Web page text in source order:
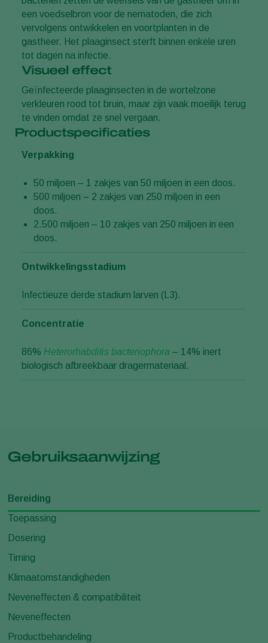
een voedselbron voor de nematoden, die zich
vervolgens ontwikkelen en voortplanten in de
gastheer. Het plaaginsect sterft binnen enkele uren
tot dagen na infectie.
Visueel effect
Geïnfecteerde plaaginsecten in de wortelzone
verkleuren rood tot bruin, maar zijn vaak moeilijk terug
te vinden omdat ze snel vergaan.
Productspecificaties
Verpakking
50 miljoen – 1 zakjes van 50 miljoen in een doos.
500 miljoen – 2 zakjes van 250 miljoen in een
doos.
2.500 miljoen – 10 zakjes van 250 miljoen in een
doos.
Ontwikkelingsstadium
Infectieuze derde stadium larven (L3).
Concentratie
86% Heterorhabditis bacteriophora – 14% inert
biologisch afbreekbaar dragermateriaal.
Gebruiksaanwijzing
Bereiding
Toepassing
Dosering
Timing
Klimaatomstandigheden
Neveneffecten & compatibiliteit
Neveneffecten
Productbehandeling